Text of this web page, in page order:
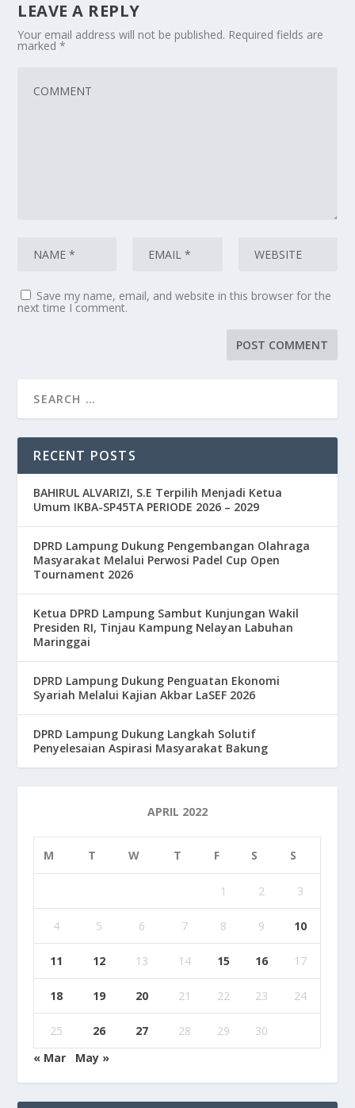
LEAVE A REPLY
Your email address will not be published. Required fields are
marked*
Save my name, email, and website in this browser for the
next time I comment.
RECENT POSTS
BAHIRUL ALVARIZI, S.E Terpilih Menjadi Ketua
Umum IKBA-SP45TA PERIODE 2026 – 2029
DPRD Lampung Dukung Pengembangan Olahraga
Masyarakat Melalui Perwosi Padel Cup Open
Tournament 2026
Ketua DPRD Lampung Sambut Kunjungan Wakil
Presiden RI, Tinjau Kampung Nelayan Labuhan
Maringgai
DPRD Lampung Dukung Penguatan Ekonomi
Syariah Melalui Kajian Akbar LaSEF 2026
DPRD Lampung Dukung Langkah Solutif
Penyelesaian Aspirasi Masyarakat Bakung
APRIL 2022
M T W T F S S
1 2 3
4 5 6 7 8 9 10
11 12 13 14 15 16 17
18 19 20 21 22 23 24
25 26 27 28 29
30
« Mar
May »